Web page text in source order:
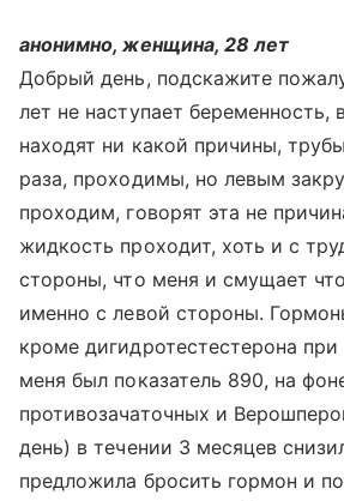
анонимно, женщина, 28 лет
Добрый день, подскажите
лет не наступает беременность,
находят ни какой причины,
раза, проходимы, но левым
проходим, говорят эта не
жидкость проходит, хоть и с
стороны, что меня и смущает
именно с левой стороны.
кроме дигидротестестерона
меня был показатель 890, на
противозачаточных и
день) в течении 3 месяцев
предложила бросить гормон и